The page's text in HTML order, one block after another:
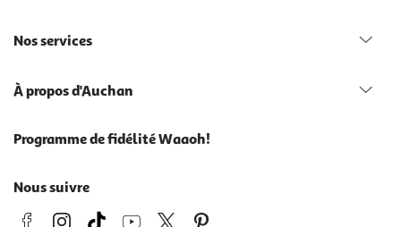
Nos services
À propos d'Auchan
Programme de fidélité Waaoh!
Nous suivre